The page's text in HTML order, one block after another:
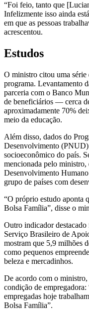
“Foi feio, tanto que
Infelizmente isso ainda
em que as pessoas
acrescentou.
Estudos
O ministro citou uma série
programa. Levantamento
parceria com o Banco
de beneficiários — cerca
aproximadamente 70%
meio da educação.
Além disso, dados do
Desenvolvimento
socioeconômico do país.
mencionada pelo
Desenvolvimento
grupo de países com
“O próprio estudo aponta
Bolsa Família”, disse o
Outro indicador
Serviço Brasileiro de
mostram que 5,9 milhões
como pequenos
beleza e mercadinhos.
De acordo com o ministro,
condição de
empregadas hoje
Bolsa Família”.